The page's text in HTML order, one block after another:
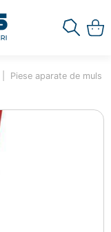
Piese aparate de muls